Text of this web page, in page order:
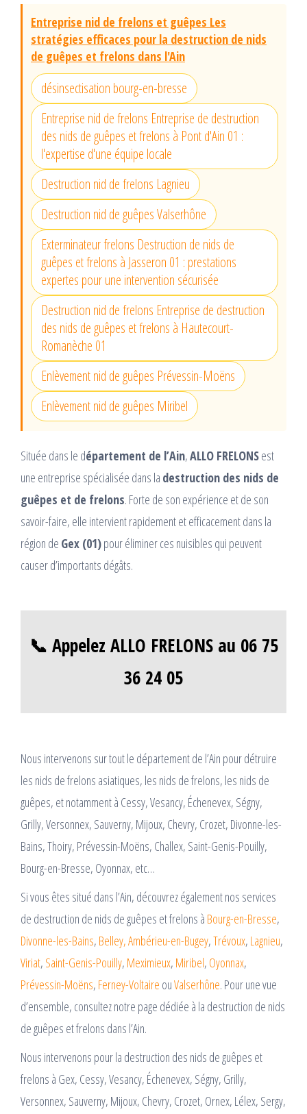
Entreprise nid de frelons et guêpes Les
stratégies efficaces pour la destruction de nids
de guêpes et frelons dans l'Ain
désinsectisation bourg-en-bresse
Entreprise nid de frelons Entreprise de destruction
des nids de guêpes et frelons à Pont d'Ain 01 :
l'expertise d'une équipe locale
Destruction nid de frelons Lagnieu
Destruction nid de guêpes Valserhône
Exterminateur frelons Destruction de nids de
guêpes et frelons à Jasseron 01 : prestations
expertes pour une intervention sécurisée
Destruction nid de frelons Entreprise de destruction
des nids de guêpes et frelons à Hautecourt-
Romanèche 01
Enlèvement nid de guêpes Prévessin-Moëns
Enlèvement nid de guêpes Miribel
Située dans le département de l’Ain,ALLO FRELONSest
une entreprise spécialisée dans la destruction des nids de
guêpes et de frelons. Forte de son expérience et de son
savoir-faire, elle intervient rapidement et efficacement dans la
région de Gex (01)pour éliminer ces nuisibles qui peuvent
causer d’importants dégâts.
📞 Appelez ALLO FRELONS au 06 75
36 24 05
Nous intervenons sur tout le département de l’Ain pour détruire
les nids de frelons asiatiques, les nids de frelons, les nids de
guêpes, et notamment à Cessy, Vesancy, Échenevex, Ségny,
Grilly, Versonnex, Sauverny, Mijoux, Chevry, Crozet, Divonne-les-
Bains, Thoiry, Prévessin-Moëns, Challex, Saint-Genis-Pouilly,
Bourg-en-Bresse, Oyonnax, etc…
Si vous êtes situé dans l’Ain, découvrez également nos services
de destruction de nids de guêpes et frelons à Bourg-en-Bresse,
Divonne-les-Bains, Belley,Ambérieu-en-Bugey,Trévoux, Lagnieu,
Viriat, Saint-Genis-Pouilly, Meximieux, Miribel, Oyonnax,
Prévessin-Moëns, Ferney-Voltaire ouValserhône. Pour une vue
d’ensemble, consultez notre page dédiée à la destruction de nids
de guêpes et frelons dans l’Ain.
Nous intervenons pour la destruction des nids de guêpes et
frelons à Gex, Cessy, Vesancy, Échenevex, Ségny, Grilly,
Versonnex, Sauverny, Mijoux, Chevry, Crozet, Ornex, Lélex, Sergy,